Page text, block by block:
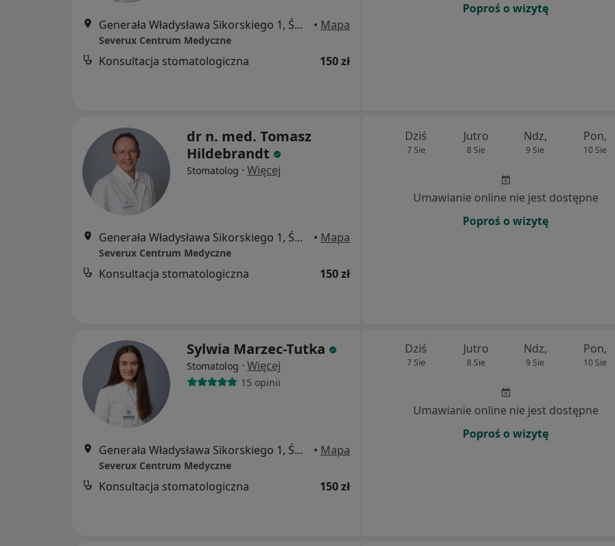
Generała Władysława Sikorskiego 1, Świętochłowice • Mapa
Severux Centrum Medyczne
Konsultacja stomatologiczna 150 zł
Poproś o wizytę
dr n. med. Tomasz
Hildebrandt
Stomatolog · Więcej
Generała Władysława Sikorskiego 1, Świętochłowice • Mapa
Severux Centrum Medyczne
Konsultacja stomatologiczna 150 zł
Dziś
7 Sie
Jutro
8 Sie
Ndz,
9 Sie
Pon,
10 Sie
Umawianie online nie jest dostępne
Poproś o wizytę
Sylwia Marzec-Tutka
Stomatolog · Więcej
15 opinii
Generała Władysława Sikorskiego 1, Świętochłowice • Mapa
Severux Centrum Medyczne
Konsultacja stomatologiczna 150 zł
Dziś
7 Sie
Jutro
8 Sie
Ndz,
9 Sie
Pon,
10 Sie
Umawianie online nie jest dostępne
Poproś o wizytę